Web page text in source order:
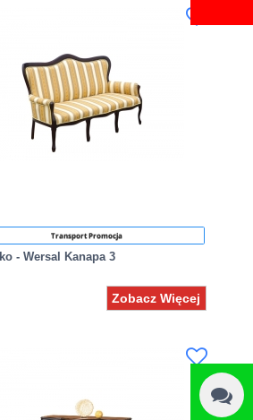
Transport Promocja
- Wersal Kanapa 3
Zobacz Więcej